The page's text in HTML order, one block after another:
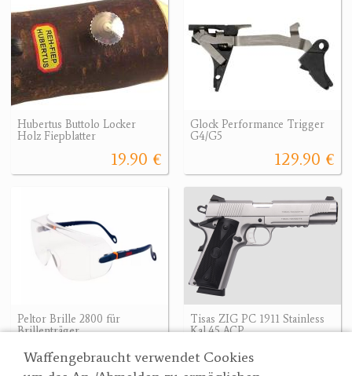
Waffengebraucht verwendet Cookies
Hubertus Buttolo Locker
Holz Fiepblatter
19.90 €
Glock Performance Trigger
G4/G5
129.90 €
Peltor Brille 2800 für
Brillenträger
19.90 €
Tisas ZIG PC 1911 Stainless
Kal.45 ACP